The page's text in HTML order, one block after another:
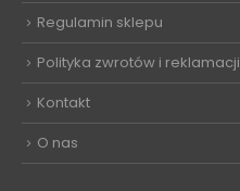
Regulamin sklepu
Polityka zwrotów i reklamacji
Kontakt
O nas